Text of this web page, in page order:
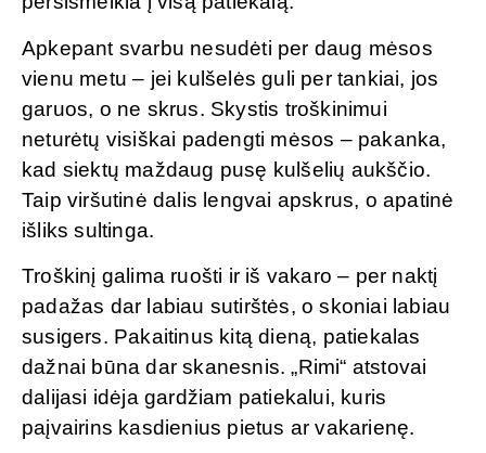
Apkepant svarbu nesudėti per daug mėsos
vienu metu – jei kulšelės guli per tankiai, jos
garuos, o ne skrus. Skystis troškinimui
neturėtų visiškai padengti mėsos – pakanka,
kad siektų maždaug pusę kulšelių aukščio.
Taip viršutinė dalis lengvai apskrus, o apatinė
išliks sultinga.
Troškinį galima ruošti ir iš vakaro – per naktį
padažas dar labiau sutirštės, o skoniai labiau
susigers. Pakaitinus kitą dieną, patiekalas
dažnai būna dar skanesnis. „Rimi“ atstovai
dalijasi idėja gardžiam patiekalui, kuris
paįvairins kasdienius pietus ar vakarienę.